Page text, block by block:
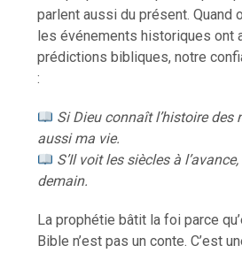
parlent aussi du présent. Quand
les événements historiques ont
prédictions bibliques, notre
:
Si Dieu connaît l’histoire des
aussi ma vie.
S’Il voit les siècles à
demain.
La prophétie bâtit la foi parce
Bible n’est pas un conte. C’est